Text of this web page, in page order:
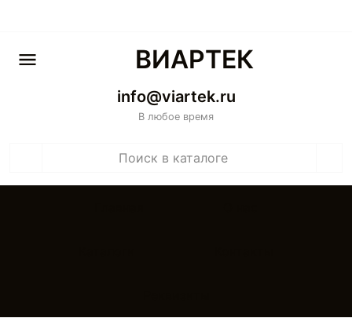
ВИАРТЕК
info@viartek.ru
В любое время